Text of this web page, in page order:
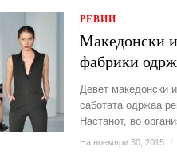
РЕВИИ
Mакедонски
фабрики
Девет македонски
саботата одржаа
Настанот, во
На ноември 30, 2015 /